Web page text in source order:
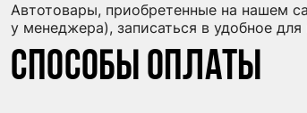
Автотовары, приобретенные на нашем
у менеджера), записаться в удобное
Способы оплаты